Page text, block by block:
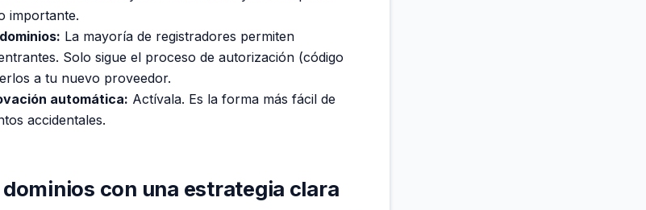
importante.
La mayoría de registradores permiten
Solo sigue el proceso de autorización (código
a tu nuevo proveedor.
automática: Actívala. Es la forma más fácil de
accidentales.
dominios con una estrategia clara